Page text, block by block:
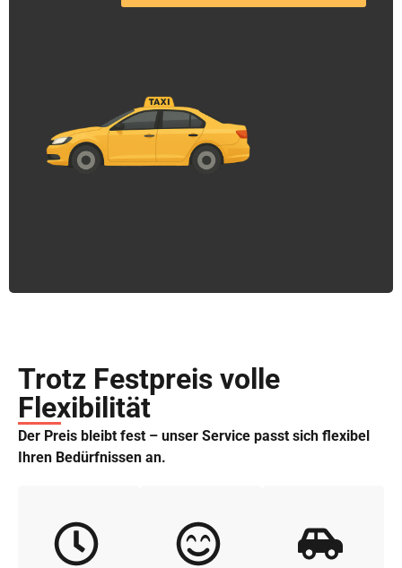
Trotz Festpreis volle
Flexibilität
Der Preis bleibt fest – unser Service passt sich flexibel
Ihren Bedürfnissen an.